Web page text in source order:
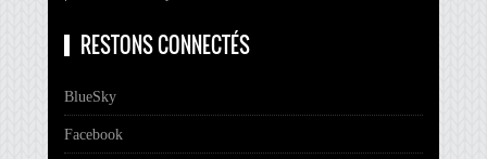
RESTONS CONNECTÉS
BlueSky
Facebook